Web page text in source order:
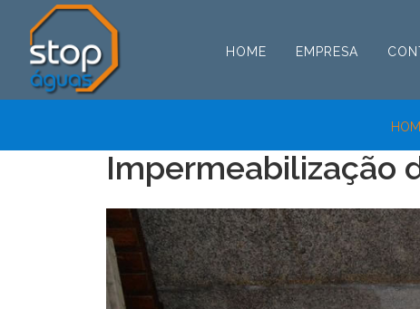
HOME EMPRESA
Impermeabilização